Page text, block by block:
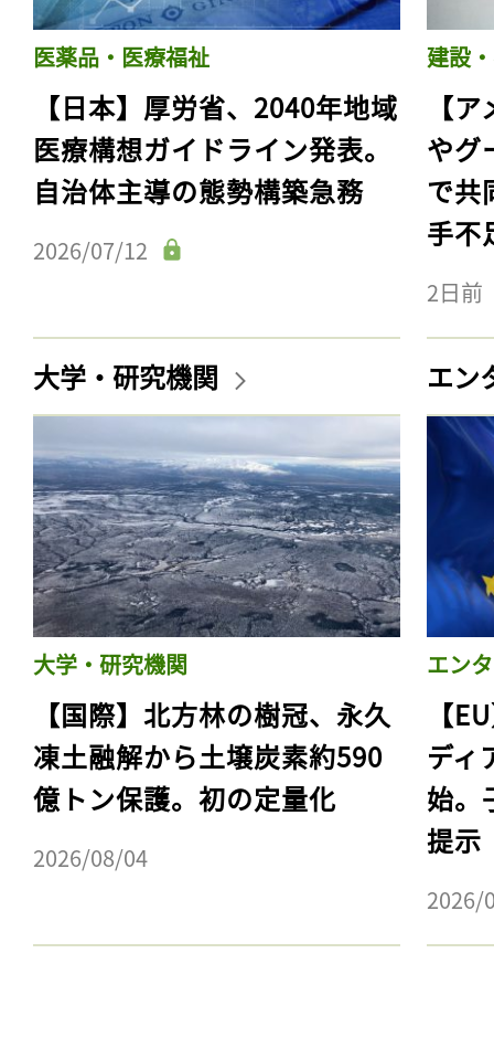
医薬品・医療福祉
【日本】厚労省、2040年地域
医療構想ガイドライン発表。
自治体主導の態勢構築急務
2026/07/12
建設
【
やグ
で共
手不
2日前
大学・研究機関
大学・研究機関
【国際】北方林の樹冠、永久
凍土融解から土壌炭素約590
億トン保護。初の定量化
2026/08/04
エン
エン
【
ディ
始。
提示
2026/